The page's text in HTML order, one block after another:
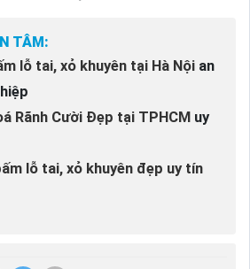
TÂM:
lỗ tai, xỏ khuyên tại Hà Nội an
Rãnh Cười Đẹp tại TPHCM uy
lỗ tai, xỏ khuyên đẹp uy tín